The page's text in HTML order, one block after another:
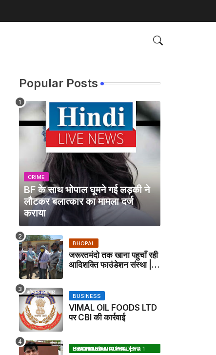
Popular Posts
CRIME
BF के साथ भोपाल घूमने गई लड़की ने
लौटकर बलात्कार का मामला दर्ज
कराया
BHOPAL
जरूरतमंदो तक खाना पहुचाँ रही
आदिशक्ति फाउंडेशन संस्था |
BUSINESS
VIMAL OIL FOODS LTD
पर CBI की कार्रवाई
BHOPAL SAMACHAR | NO 1 HINDI NEWS PORTAL OF CENTRAL INDIA (MADHYA PRADESH)